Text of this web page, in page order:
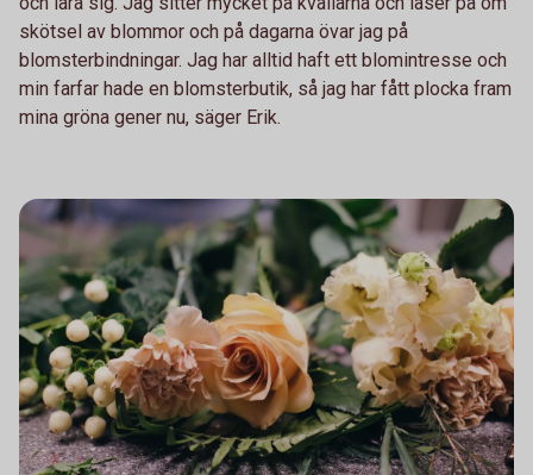
skötsel av blommor och på dagarna övar jag på
blomsterbindningar. Jag har alltid haft ett blomintresse och
min farfar hade en blomsterbutik, så jag har fått plocka fram
mina gröna gener nu, säger Erik.